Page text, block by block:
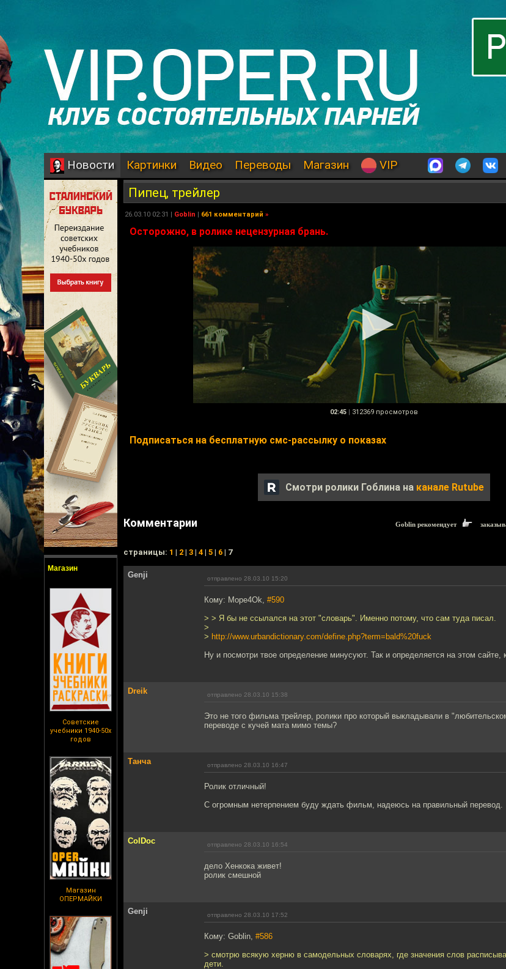
Новости Картинки Видео Переводы Магазин VIP
Магазин
Советские
учебники 1940-50х
годов
Магазин
ОПЕРМАЙКИ
Пипец, трейлер
26.03.10 02:31 | Goblin | 661 комментарий »
Осторожно, в ролике нецензурная брань.
02:45 | 312369 просмотров
Подписаться на бесплатную смс-рассылку о показах
Смотри ролики Гоблина на канале Rutube
Комментарии Goblin рекомендует
cтраницы: 1 | 2 | 3 | 4 | 5 | 6 | 7
Genji отправлено 28.03.10 15:20
Кому: Mope4Ok, #590
> > Я бы не ссылался на этот "словарь". Именно потому, что сам туда писал.
>
> http://www.urbandictionary.com/define.php?term=bald%20fuck
Ну и посмотри твое определение минусуют. Так и определяется на этом сайте,
Dreik отправлено 28.03.10 15:38
Это не того фильма трейлер, ролики про который выкладывали в
переводе с кучей мата мимо темы?
Танча отправлено 28.03.10 16:47
Ролик отличный!
С огромным нетерпением буду ждать фильм, надеюсь на правильный перевод.
ColDoc отправлено 28.03.10 16:54
дело Хенкока живет!
ролик смешной
Genji отправлено 28.03.10 17:52
Кому: Goblin, #586
> смотрю всякую херню в самодельных словарях, где значения слов
дети.